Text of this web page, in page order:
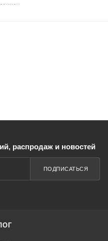
распродаж и новостей
ПОДПИСАТЬСЯ